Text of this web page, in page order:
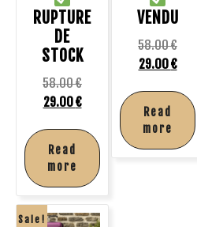
RUPTURE
DE
STOCK
58.00€
29.00€
Read
more
VENDU
58.00€
29.00€
Read
more
Sale!